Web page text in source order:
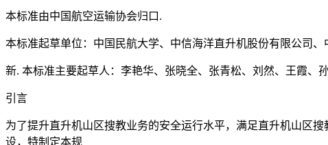
本标准由中国航空运输协会归口.
本标准起草单位：中国民航大学、中信海洋直升机股份有限公司
新. 本标准主要起草人：李艳华、张晓全、张青松、刘然、王霞、
引言
为了提升直升机山区搜教业务的安全运行水平，满足直升机山区
设，特制定本规